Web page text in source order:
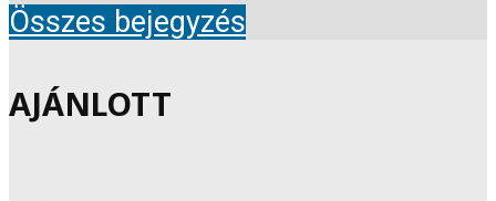
Összes bejegyzés
AJÁNLOTT